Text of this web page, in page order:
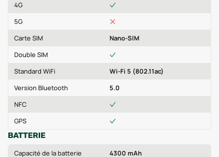
4G
5G
Carte SIM
Nano-SIM
Double SIM
Standard WiFi
Wi-Fi 5 (802.11ac)
Version Bluetooth
5.0
NFC
GPS
BATTERIE
Capacité de la batterie
4300 mAh